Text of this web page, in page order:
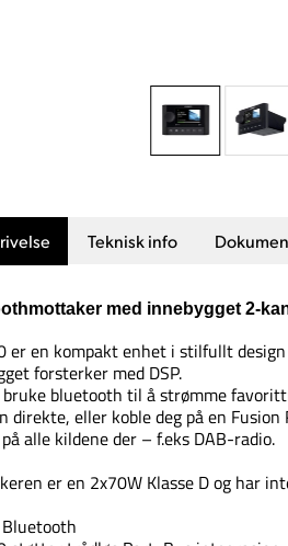
Teknisk info
med innebygget 2-
er en kompakt enhet i stilfullt
forsterker med DSP.
bruke bluetooth til å strømme
direkte, eller koble deg på en
alle kildene der – f.eks DAB-radio.
er en 2x70W Klasse D og har